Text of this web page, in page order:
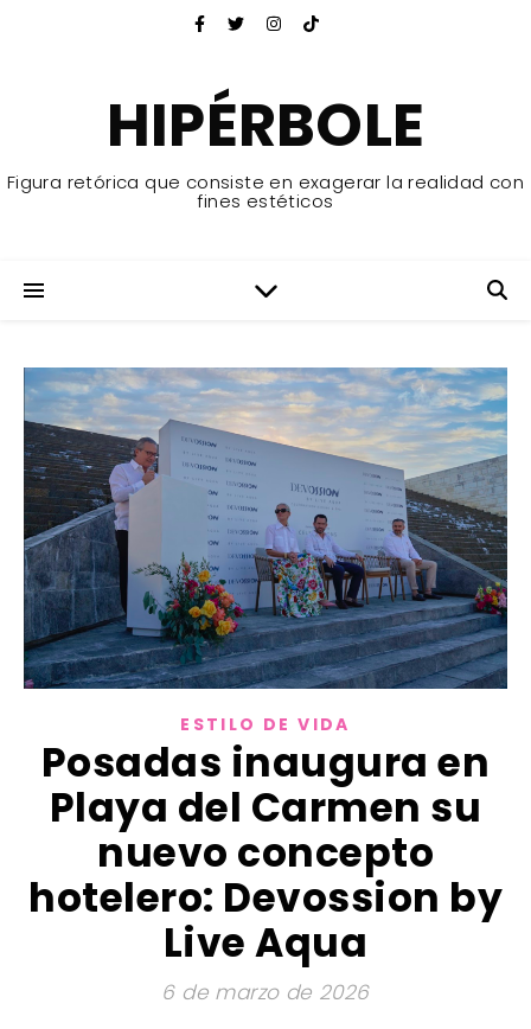
HIPÉRBOLE
Figura retórica que consiste en exagerar la realidad con
fines estéticos
ESTILO DE VIDA
Posadas inaugura en
Playa del Carmen su
nuevo concepto
hotelero: Devossion by
Live Aqua
6 de marzo de 2026